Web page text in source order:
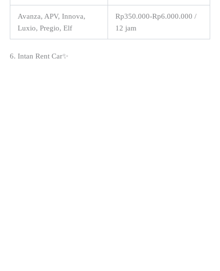
Avanza, APV, Innova,
Luxio, Pregio, Elf
Rp350.000-Rp6.000.000 /
12 jam
6. Intan Rent Car✨